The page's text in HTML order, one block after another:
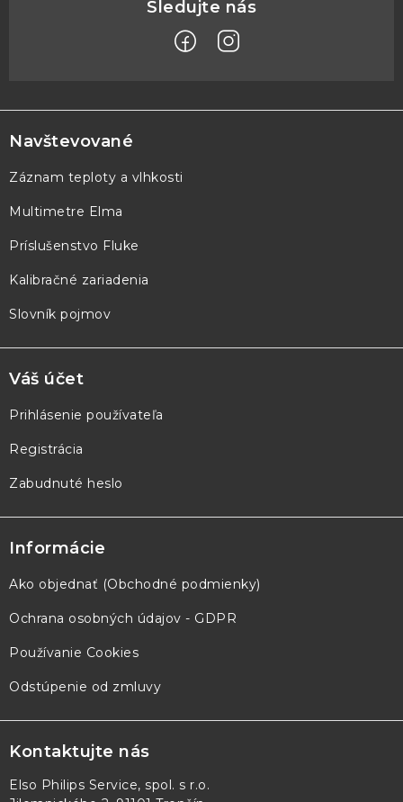
á
p
ä
e
Navštevované
Záznam teploty a vlhkosti
Multimetre Elma
Príslušenstvo Fluke
Kalibračné zariadenia
Slovník pojmov
Váš účet
Prihlásenie používateľa
Registrácia
Zabudnuté heslo
Informácie
Ako objednať (Obchodné podmienky)
Ochrana osobných údajov - GDPR
Používanie Cookies
Odstúpenie od zmluvy
Kontaktujte nás
Elso Philips Service, spol. s r.o.